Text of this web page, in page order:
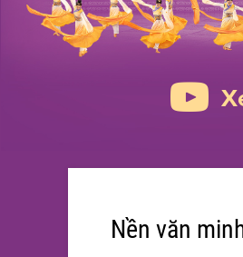
Nền văn